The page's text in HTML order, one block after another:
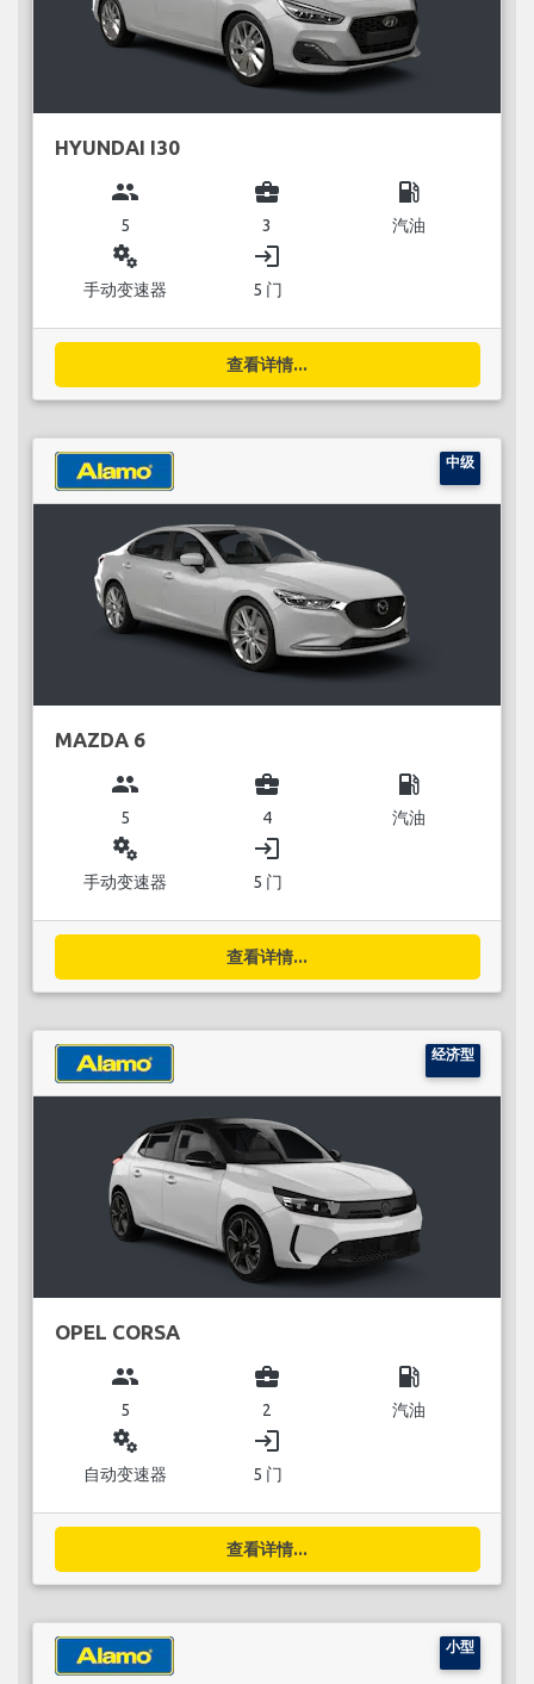
HYUNDAI I30
group
5
business_center
3
local_gas_station
汽油
miscellaneous_services
手动变速器
login
5 门
查看详情...
中级
MAZDA 6
group
5
business_center
4
local_gas_station
汽油
miscellaneous_services
手动变速器
login
5 门
查看详情...
经济型
OPEL CORSA
group
5
business_center
2
local_gas_station
汽油
miscellaneous_services
自动变速器
login
5 门
查看详情...
小型